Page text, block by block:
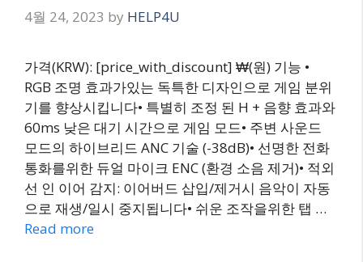
4월 24, 2023 by HELP4U
가격(KRW): [price_with_discount] ₩(원) 기능 •
RGB 조명 효과가있는 독특한 디자인으로 게임 분위
기를 향상시킵니다• 특별히 조정 된 H + 음향 효과와
60ms 낮은 대기 시간으로 게임 모드• 주변 사운드
모드의 하이브리드 ANC 기술 (-38dB)• 선명한 전화
통화를위한 듀얼 마이크 ENC (환경 소음 제거)• 적외
선 인 이어 감지: 이어버드 삽입/제거시 음악이 자동
으로 재생/일시 중지됩니다• 쉬운 조작을위한 탭 …
Read more